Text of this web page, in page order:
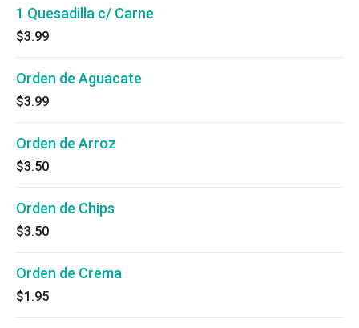
1 Quesadilla c/ Carne
$3.99
Orden de Aguacate
$3.99
Orden de Arroz
$3.50
Orden de Chips
$3.50
Orden de Crema
$1.95